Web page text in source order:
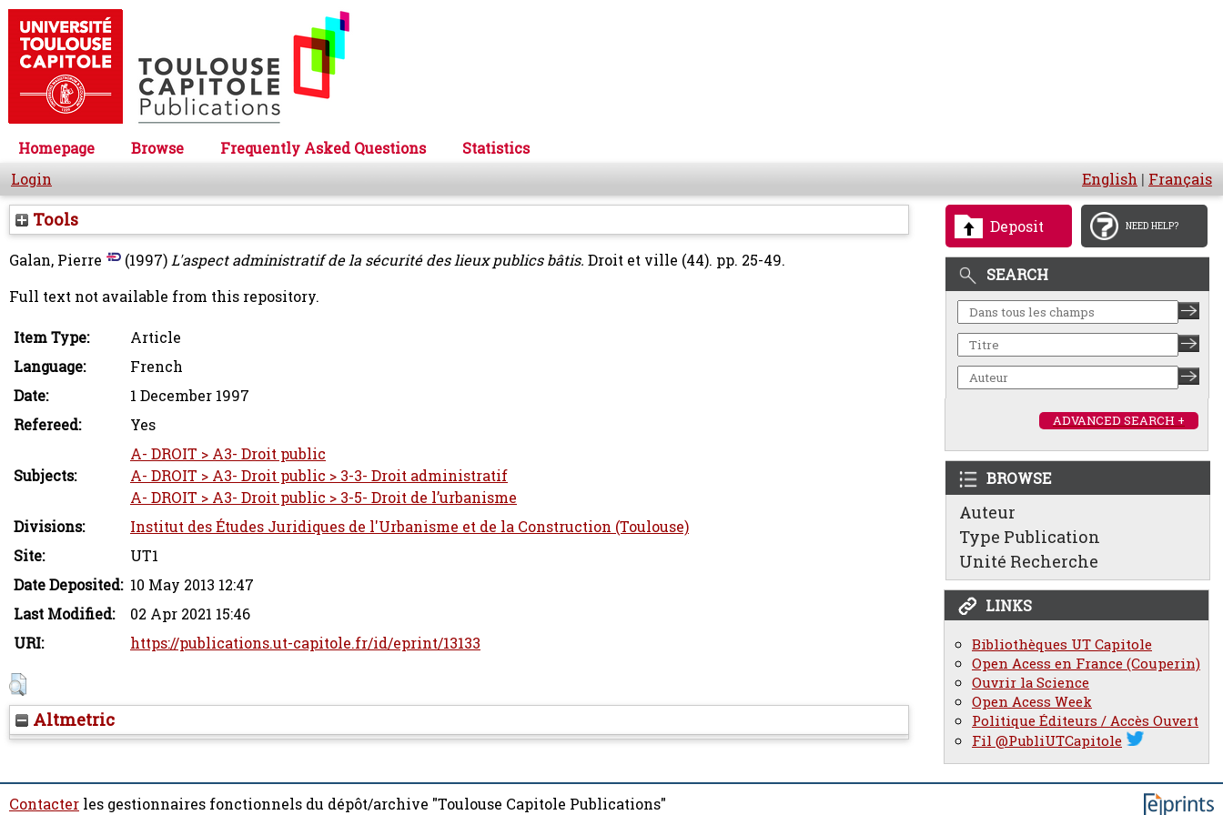
Homepage Browse Frequently Asked Questions
Statistics
Login
English | Français
Deposit NEED HELP?
SEARCH
ADVANCED SEARCH +
BROWSE
Auteur
Type Publication
Unité Recherche
LINKS
Bibliothèques UT Capitole
Open Acess en France (Couperin)
Ouvrir la Science
Open Acess Week
Politique Éditeurs / Accès Ouvert
Fil @PubliUTCapitole
Tools
Galan, Pierre (1997)L'aspect administratif de la sécurité des lieux publics bâtis. Droit et ville (44). pp. 25-49.
Full text not available from this repository.
Item Type:
Article
Language:
French
Date:
1 December 1997
Refereed:
Yes
Subjects:
A- DROIT > A3- Droit public
A- DROIT > A3- Droit public > 3-3- Droit administratif
A- DROIT > A3- Droit public > 3-5- Droit de l’urbanisme
Divisions:
Institut des Études Juridiques de l'Urbanisme et de la Construction (Toulouse)
Site:
UT1
Date Deposited: 10 May 2013 12:47
Last Modified:
02 Apr 2021 15:46
URI:
https://publications.ut-capitole.fr/id/eprint/13133
Altmetric
Contacter les gestionnaires fonctionnels du dépôt/archive "Toulouse Capitole Publications"